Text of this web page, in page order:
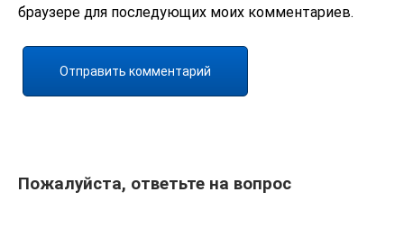
браузере для последующих моих комментариев.
Пожалуйста, ответьте на вопрос